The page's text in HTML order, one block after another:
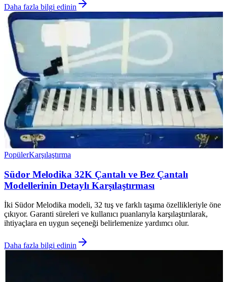
Daha fazla bilgi edinin
PopülerKarşılaştırma
Südor Melodika 32K Çantalı ve Bez Çantalı
Modellerinin Detaylı Karşılaştırması
İki Südor Melodika modeli, 32 tuş ve farklı taşıma özellikleriyle öne
çıkıyor. Garanti süreleri ve kullanıcı puanlarıyla karşılaştırılarak,
ihtiyaçlara en uygun seçeneği belirlemenize yardımcı olur.
Daha fazla bilgi edinin